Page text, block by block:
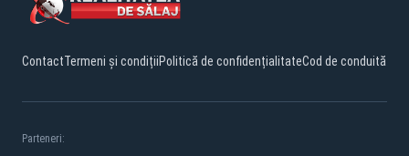
ContactTermeni și condițiiPolitică de confidențialitateCod de conduită
Parteneri: